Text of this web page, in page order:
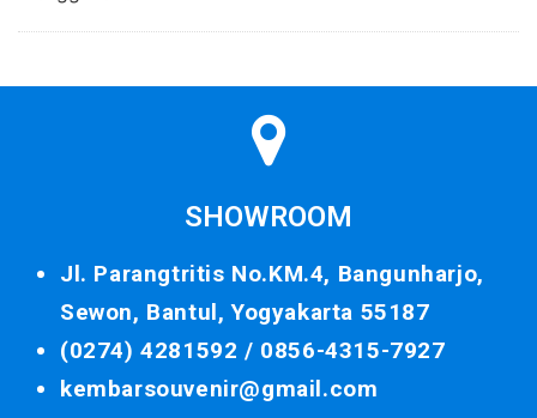
SHOWROOM
Jl. Parangtritis No.KM.4, Bangunharjo,
Sewon, Bantul, Yogyakarta 55187
(0274) 4281592 / 0856-4315-7927
kembarsouvenir@gmail.com